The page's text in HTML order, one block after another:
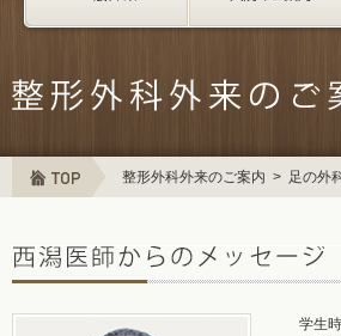
整形外科外来のご案内 > 足の外
学生